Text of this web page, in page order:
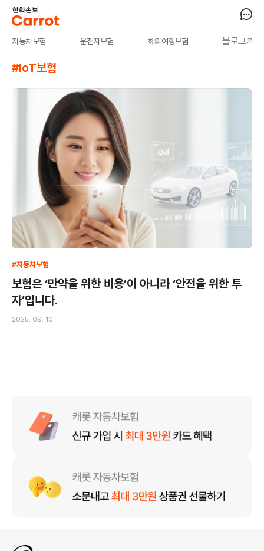
자동차보험 운전자보험 해외여행보험 블로그
#IoT보험
#자동차보험
보험은 ‘만약을 위한 비용’이 아니라 ‘안전을 위한 투
자’입니다.
2025. 09. 10